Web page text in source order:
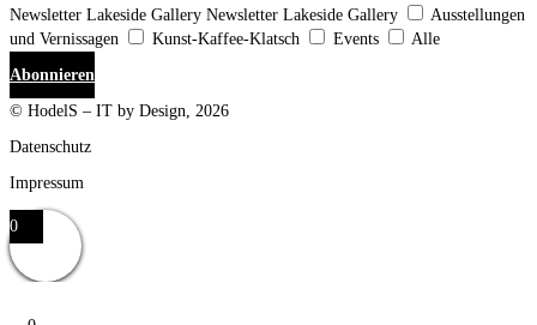
Newsletter Lakeside Gallery Newsletter Lakeside Gallery
Ausstellungen
und Vernissagen
Kunst-Kaffee-Klatsch Events
Alle
Abonnieren
© HodelS – IT by Design, 2026
Datenschutz
Impressum
0